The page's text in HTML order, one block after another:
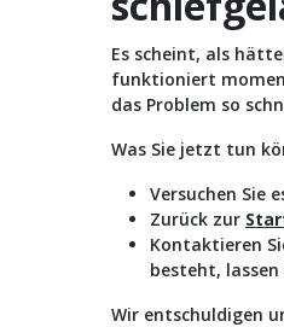
Es scheint, als
funktioniert
das Problem so
Was Sie jetzt tun
Versuchen Sie
Zurück zur
Kontaktieren
besteht,
Wir entschuldigen